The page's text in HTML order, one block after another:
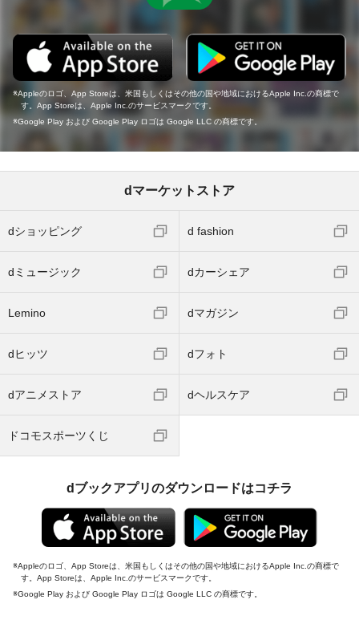
Appleのロゴ、App Storeは、米国もしくはその他の国や地域におけるApple Inc.の商標で
す。App Storeは、Apple Inc.のサービスマークです。
Google Play および Google Play ロゴは Google LLC の商標です。
dマーケットストア
dショッピング d fashion
dミュージック dカーシェア
Lemino dマガジン
dヒッツ dフォト
dアニメストア dヘルスケア
ドコモスポーツくじ
dブックアプリのダウンロードはコチラ
Appleのロゴ、App Storeは、米国もしくはその他の国や地域におけるApple Inc.の商標で
す。App Storeは、Apple Inc.のサービスマークです。
Google Play および Google Play ロゴは Google LLC の商標です。